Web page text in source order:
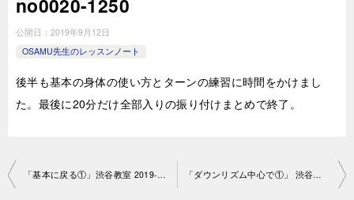
公開日： 2019年9月12日
OSAMU先生のレッスンノート
後半も基本の身体の使い方とターンの練習に時間をかけまし
た。最後に20分だけ全部入りの振り付けまとめで終了。
投